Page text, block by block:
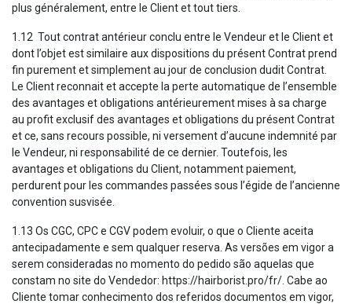
plus généralement, entre le Client et tout tiers.
1.12 Tout contrat antérieur conclu entre le Vendeur et le Client et
dont l’objet est similaire aux dispositions du présent Contrat prend
fin purement et simplement au jour de conclusion dudit Contrat.
Le Client reconnait et accepte la perte automatique de l’ensemble
des avantages et obligations antérieurement mises à sa charge
au profit exclusif des avantages et obligations du présent Contrat
et ce, sans recours possible, ni versement d’aucune indemnité par
le Vendeur, ni responsabilité de ce dernier. Toutefois, les
avantages et obligations du Client, notamment paiement,
perdurent pour les commandes passées sous l’égide de l’ancienne
convention susvisée.
1.13 Os CGC, CPC e CGV podem evoluir, o que o Cliente aceita
antecipadamente e sem qualquer reserva. As versões em vigor a
serem consideradas no momento do pedido são aquelas que
constam no site do Vendedor: https://hairborist.pro/fr/. Cabe ao
Cliente tomar conhecimento dos referidos documentos em vigor,